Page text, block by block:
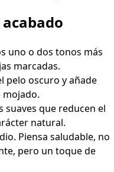
uno o dos tonos más
marcadas.
pelo oscuro y añade
suaves que reducen el
natural.
Piensa saludable, no
pero un toque de